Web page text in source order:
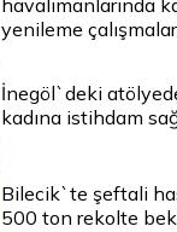
havalimanlarında
yenileme
İnegöl`deki
kadına istihdam
Bilecik`te şeftali
500 ton rekolte